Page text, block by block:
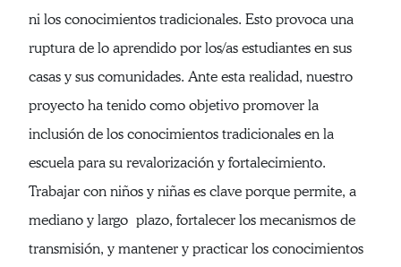
ni los conocimientos tradicionales. Esto provoca una
ruptura de lo aprendido por los/as estudiantes en sus
casas y sus comunidades. Ante esta realidad, nuestro
proyecto ha tenido como objetivo promover la
inclusión de los conocimientos tradicionales en la
escuela para su revalorización y fortalecimiento.
Trabajar con niños y niñas es clave porque permite, a
mediano y largo plazo, fortalecer los mecanismos de
transmisión, y mantener y practicar los conocimientos